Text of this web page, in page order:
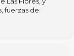
fuerzas de